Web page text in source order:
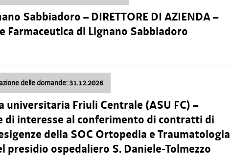
Sabbiadoro – DIRETTORE DI AZIENDA –
Farmaceutica di Lignano Sabbiadoro
delle domande: 31.12.2026
universitaria Friuli Centrale (ASU FC) –
di interesse al conferimento di contratti di
della SOC Ortopedia e Traumatologia
presidio ospedaliero S. Daniele-Tolmezzo